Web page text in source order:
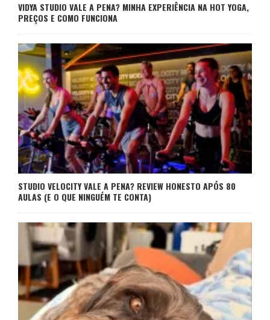
VIDYA STUDIO VALE A PENA? MINHA EXPERIÊNCIA NA HOT YOGA,
PREÇOS E COMO FUNCIONA
STUDIO VELOCITY VALE A PENA? REVIEW HONESTO APÓS 80
AULAS (E O QUE NINGUÉM TE CONTA)